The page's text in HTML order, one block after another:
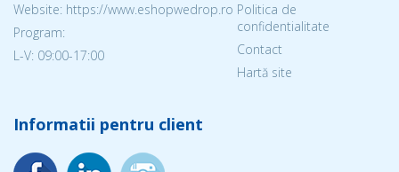
Website: https://www.eshopwedrop.ro
Program:
L-V: 09:00-17:00
Politica de
confidentialitate
Contact
Hartă site
Informatii pentru client